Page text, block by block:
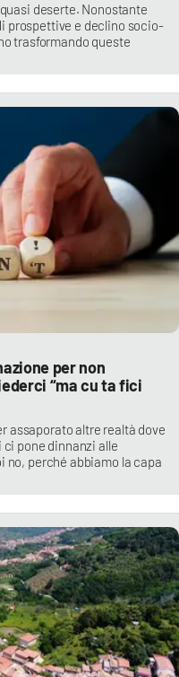
deserte. Nonostante
prospettive e declino socio-
trasformando queste
per non
“ma cu ta fici
assaporato altre realtà dove
pone dinnanzi alle
no, perché abbiamo la capa